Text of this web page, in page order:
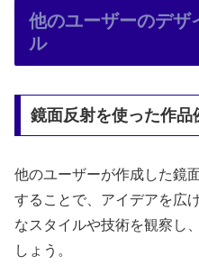
他のユーザーのデザ
ル
鏡面反射を使った作品
他のユーザーが作成した鏡
することで、アイデアを広
なスタイルや技術を観察し
しょう。